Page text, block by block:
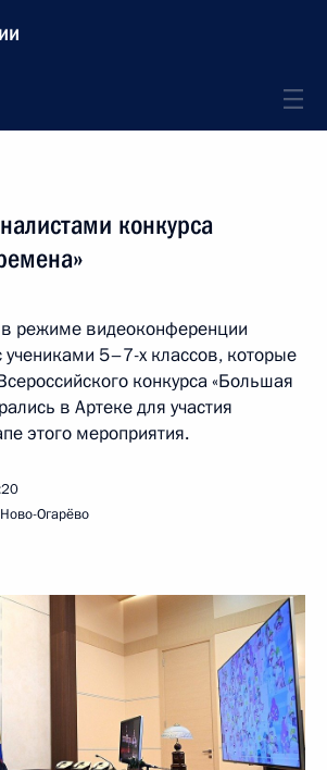
конкурса
режиме видеоконференции
учениками 5–7-х классов, которые
конкурса «Большая
в Артеке для участия
этого мероприятия.
Огарёво